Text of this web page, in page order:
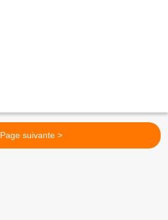
Page suivante >